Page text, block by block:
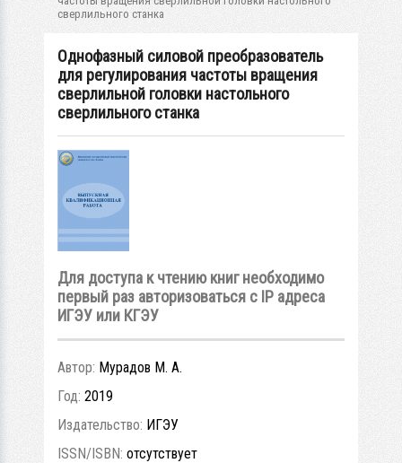
сверлильного станка
Однофазный силовой преобразователь
для регулирования частоты вращения
сверлильной головки настольного
сверлильного станка
Для доступа к чтению книг необходимо
первый раз авторизоваться с IP адреса
ИГЭУ или КГЭУ
Автор: Мурадов М. А.
Год: 2019
Издательство: ИГЭУ
ISSN/ISBN: отсутствует